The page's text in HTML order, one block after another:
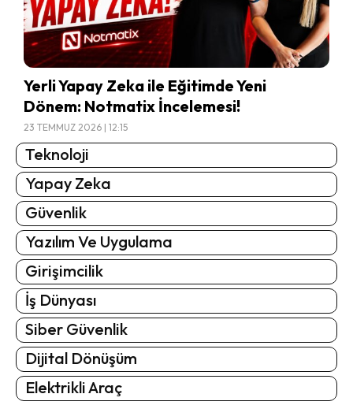
Yerli Yapay Zeka ile Eğitimde Yeni
Dönem: Notmatix İncelemesi!
23 TEMMUZ 2026 | 12:15
Teknoloji
Yapay Zeka
Güvenlik
Yazılım Ve Uygulama
Girişimcilik
İş Dünyası
Siber Güvenlik
Dijital Dönüşüm
Elektrikli Araç